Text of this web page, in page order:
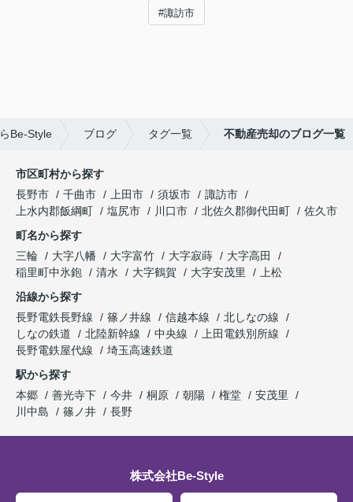
#諏訪市
Be-Style ブログ タグ一覧 不動産売却のブログ一覧
市区町村から探す
長野市
千曲市 上田市 須坂市
諏訪市
上水内郡飯綱町
塩尻市 川口市 北佐久郡御代田町
佐久市
町名から探す
三輪
大字八幡 大字富竹 大字寂蒔
大字高田
稲里町中氷鉋
清水 大字鶴賀 大字安茂里
上松
沿線から探す
長野電鉄長野線
篠ノ井線 信越本線
北しなの線
しなの鉄道
北陸新幹線 中央線
上田電鉄別所線
長野電鉄屋代線
埼玉高速鉄道
駅から探す
本郷
善光寺下 今井 桐原 朝陽 権堂
安茂里
川中島
篠ノ井 長野
株式会社Be-Style